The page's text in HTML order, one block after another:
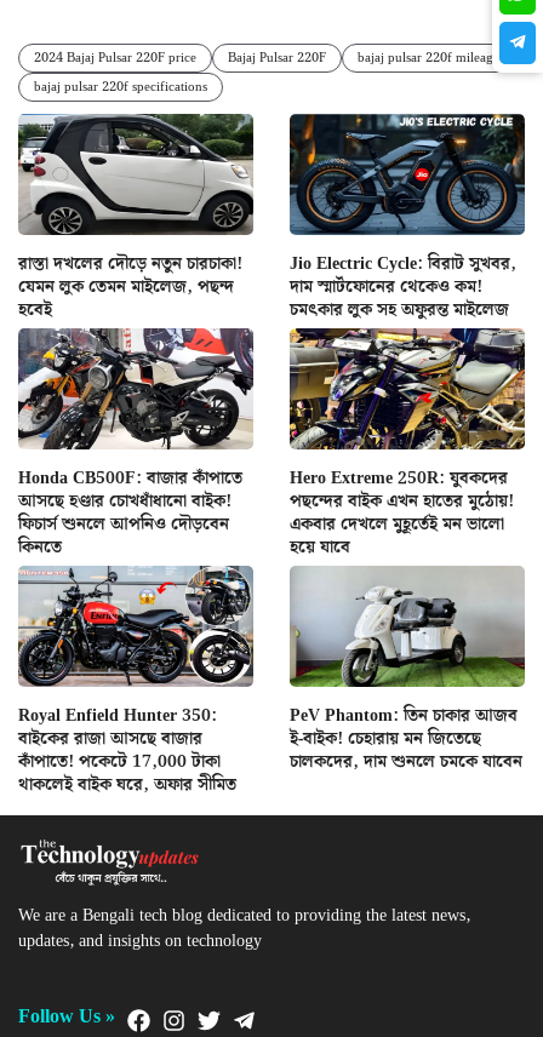
2024 Bajaj Pulsar 220F price Bajaj Pulsar 220F
bajaj pulsar 220f mileage
bajaj pulsar 220f specifications
রাস্তা দখলের দৌড়ে নতুন চারচাকা!
যেমন লুক তেমন মাইলেজ, পছন্দ
হবেই
Jio Electric Cycle: বিরাট সুখবর,
দাম স্মার্টফোনের থেকেও কম!
চমৎকার লুক সহ অফুরন্ত মাইলেজ
Honda CB500F: বাজার কাঁপাতে
আসছে হণ্ডার চোখধাঁধানো বাইক!
ফিচার্স শুনলে আপনিও দৌড়বেন
কিনতে
Hero Extreme 250R: যুবকদের
পছন্দের বাইক এখন হাতের মুঠোয়!
একবার দেখলে মুহূর্তেই মন ভালো
হয়ে যাবে
Royal Enfield Hunter 350:
বাইকের রাজা আসছে বাজার
কাঁপাতে! পকেটে 17,000 টাকা
থাকলেই বাইক ঘরে, অফার সীমিত
PeV Phantom: তিন চাকার আজব
ই-বাইক! চেহারায় মন জিতেছে
চালকদের, দাম শুনলে চমকে যাবেন
We are a Bengali tech blog dedicated to providing the latest news,
updates, and insights on technology
Follow Us »